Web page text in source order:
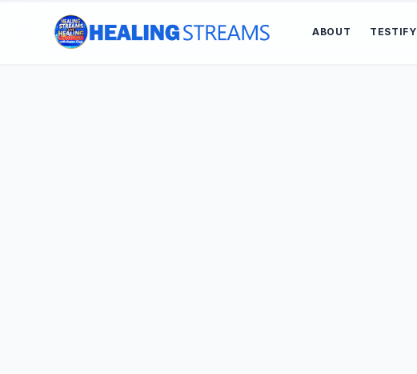
ABOUT TESTIFY